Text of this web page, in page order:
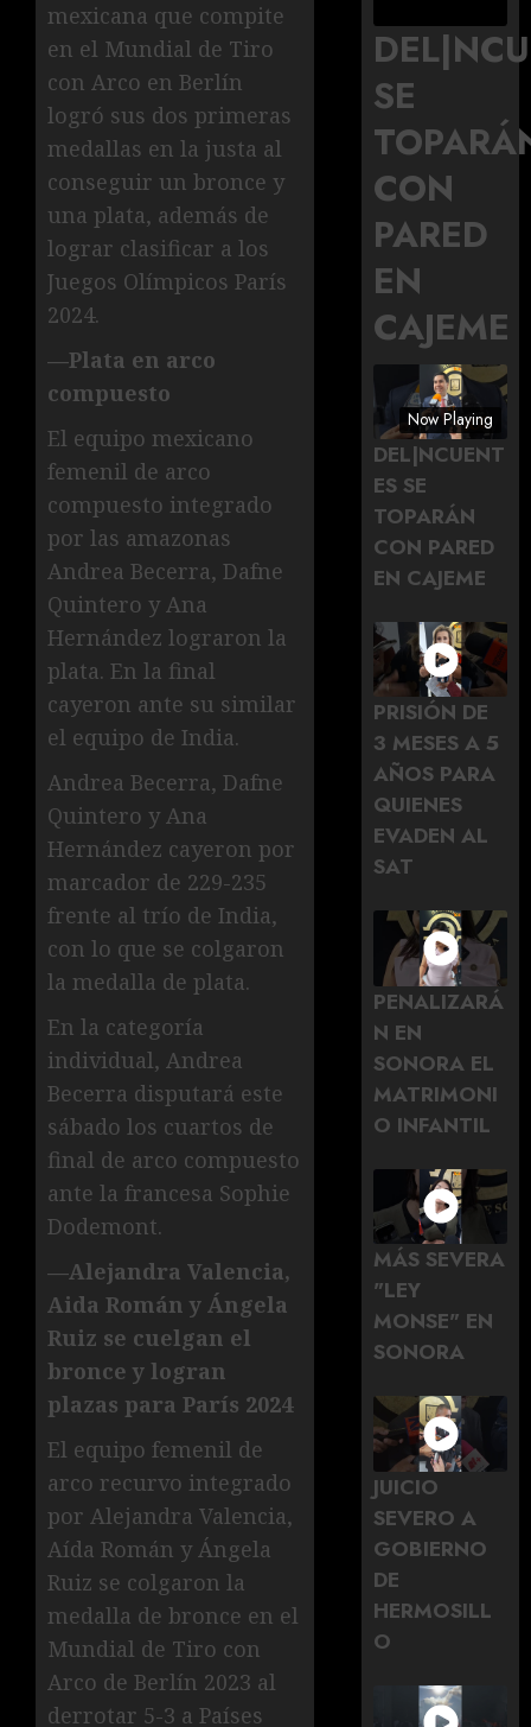
mexicana que compite
en el Mundial de Tiro
con Arco en Berlín
logró sus dos primeras
medallas en la justa al
conseguir un bronce y
una plata, además de
lograr clasificar a los
Juegos Olímpicos París
2024.
—Plata en arco
compuesto
El equipo mexicano
femenil de arco
compuesto integrado
por las amazonas
Andrea Becerra, Dafne
Quintero y Ana
Hernández lograron la
plata. En la final
cayeron ante su similar
el equipo de India.
Andrea Becerra, Dafne
Quintero y Ana
Hernández cayeron por
marcador de 229-235
frente al trío de India,
con lo que se colgaron
la medalla de plata.
En la categoría
individual, Andrea
Becerra disputará este
sábado los cuartos de
final de arco compuesto
ante la francesa Sophie
Dodemont.
—Alejandra Valencia,
Aida Román y Ángela
Ruiz se cuelgan el
bronce y logran
plazas para París 2024
El equipo femenil de
arco recurvo integrado
por Alejandra Valencia,
Aída Román y Ángela
Ruiz se colgaron la
medalla de bronce en el
Mundial de Tiro con
Arco de Berlín 2023 al
derrotar 5-3 a Países
SE
CON
PARED
EN
CAJEME
Now Playing
DEL|NCUENT
ES SE
TOPARÁN
CON PARED
EN CAJEME
PRISIÓN DE
3 MESES A 5
AÑOS PARA
QUIENES
EVADEN AL
SAT
PENALIZARÁ
N EN
SONORA EL
MATRIMONI
O INFANTIL
MÁS SEVERA
"LEY
MONSE" EN
SONORA
JUICIO
SEVERO A
GOBIERNO
DE
HERMOSILL
O